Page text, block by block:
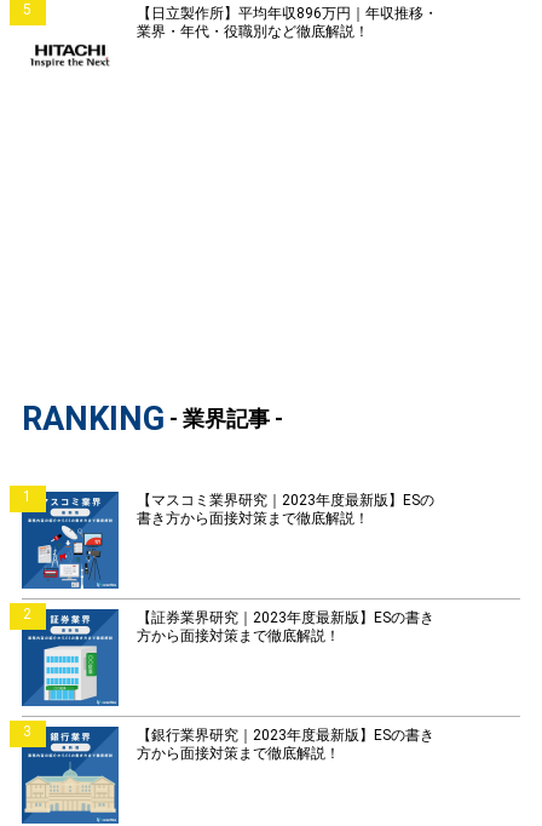
5
【日立製作所】平均年収896万円｜年収推移・
業界・年代・役職別など徹底解説！
RANKING - 業界記事 -
1
【マスコミ業界研究｜2023年度最新版】ESの
書き方から面接対策まで徹底解説！
2
【証券業界研究｜2023年度最新版】ESの書き
方から面接対策まで徹底解説！
3
【銀行業界研究｜2023年度最新版】ESの書き
方から面接対策まで徹底解説！